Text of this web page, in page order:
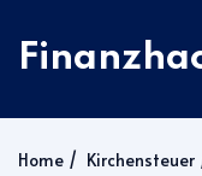
Home Kirchensteuer